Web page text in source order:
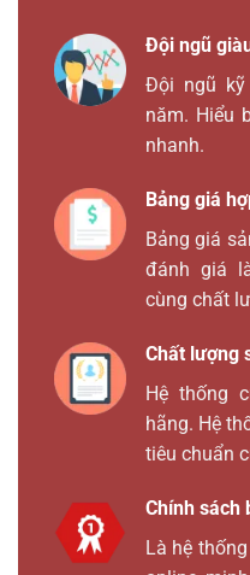
Đội ngũ
Đội ngũ kỹ
năm. Hiểu
nhanh.
Bảng giá
Bảng giá
đánh giá
cùng chất
Chất lượng
Hệ thống
hãng. Hệ
tiêu chuẩn
Chính sách
Là hệ